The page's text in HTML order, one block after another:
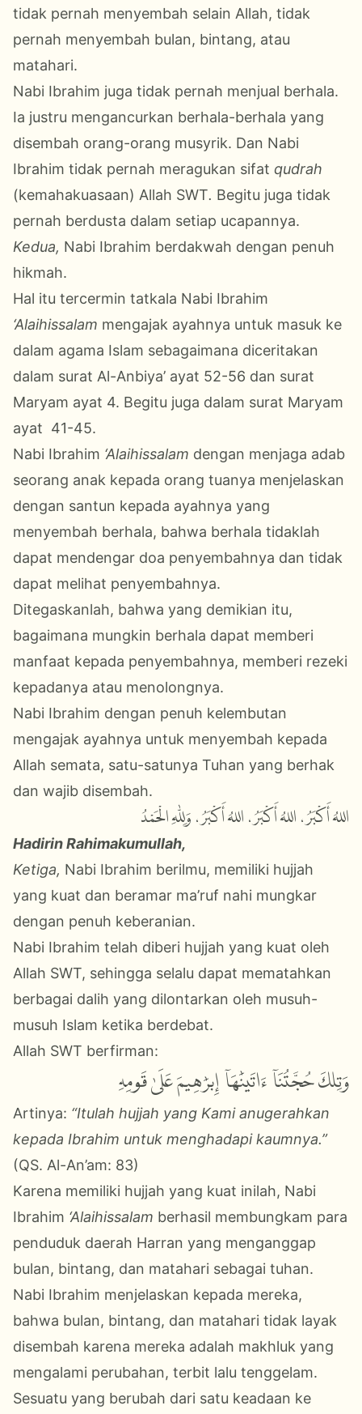
tidak pernah menyembah selain Allah, tidak
pernah menyembah bulan, bintang, atau
matahari.
Nabi Ibrahim juga tidak pernah menjual berhala.
Ia justru mengancurkan berhala-berhala yang
disembah orang-orang musyrik. Dan Nabi
Ibrahim tidak pernah meragukan sifat qudrah
(kemahakuasaan) Allah SWT. Begitu juga tidak
pernah berdusta dalam setiap ucapannya.
Kedua, Nabi Ibrahim berdakwah dengan penuh
hikmah.
Hal itu tercermin tatkala Nabi Ibrahim
‘Alaihissalam mengajak ayahnya untuk masuk ke
dalam agama Islam sebagaimana diceritakan
dalam surat Al-Anbiya’ ayat 52-56 dan surat
Maryam ayat 4. Begitu juga dalam surat Maryam
ayat 41-45.
Nabi Ibrahim ‘Alaihissalam dengan menjaga adab
seorang anak kepada orang tuanya menjelaskan
dengan santun kepada ayahnya yang
menyembah berhala, bahwa berhala tidaklah
dapat mendengar doa penyembahnya dan tidak
dapat melihat penyembahnya.
Ditegaskanlah, bahwa yang demikian itu,
bagaimana mungkin berhala dapat memberi
manfaat kepada penyembahnya, memberi rezeki
kepadanya atau menolongnya.
Nabi Ibrahim dengan penuh kelembutan
mengajak ayahnya untuk menyembah kepada
Allah semata, satu-satunya Tuhan yang berhak
dan wajib disembah.
اللهُ أَكْبَرُ، اللهُ أَكْبَرُ، اللهُ أَكْبَرُ، وَلِلّٰهِ الْحَمْدُ
Hadirin Rahimakumullah,
Ketiga, Nabi Ibrahim berilmu, memiliki hujjah
yang kuat dan beramar ma’ruf nahi mungkar
dengan penuh keberanian.
Nabi Ibrahim telah diberi hujjah yang kuat oleh
Allah SWT, sehingga selalu dapat mematahkan
berbagai dalih yang dilontarkan oleh musuh-
musuh Islam ketika berdebat.
Allah SWT berfirman:
وَتِلۡكَ حُجَّتُنَآ ءَاتَيۡنَٰهَآ إِبۡرَٰهِيمَ عَلَىٰ قَوۡمِهِۦ
Artinya: “Itulah hujjah yang Kami anugerahkan
kepada Ibrahim untuk menghadapi kaumnya.”
(QS. Al-An’am: 83)
Karena memiliki hujjah yang kuat inilah, Nabi
Ibrahim ‘Alaihissalam berhasil membungkam para
penduduk daerah Harran yang menganggap
bulan, bintang, dan matahari sebagai tuhan.
Nabi Ibrahim menjelaskan kepada mereka,
bahwa bulan, bintang, dan matahari tidak layak
disembah karena mereka adalah makhluk yang
mengalami perubahan, terbit lalu tenggelam.
Sesuatu yang berubah dari satu keadaan ke